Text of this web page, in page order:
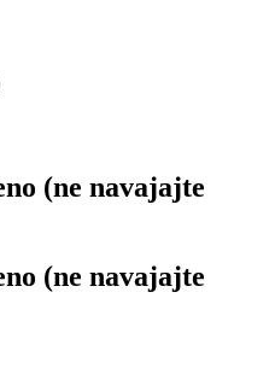
(ne navajajte
(ne navajajte